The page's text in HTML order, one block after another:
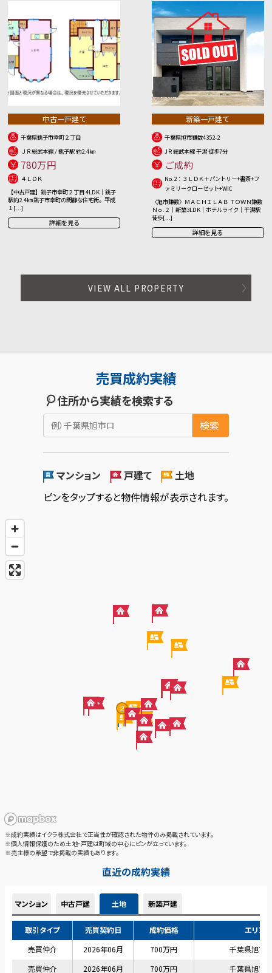
中古一戸建て
千葉県銚子市幸町２丁目
ＪＲ総武本線 / 銚子駅 約2.4㎞
780万円
４ＬＤＫ
【中古戸建】銚子市幸町２丁目 4LDK｜銚子
駅約2.4㎞ 銚子市幸町の閑静な住宅街。平成
１[...]
詳細を見る
新築一戸建て
千葉県旭市鎌数4352-2
JＲ総武本線 干潟 徒歩7分
ご成約
No.2：３ＬＤＫ＋パントリー+書斎+フ
ァミリークローゼット+WIC
〈旭市鎌数〉ＭＡＣＨＩＬＡＢ ＴＯＷＮ鎌数
Ｎｏ.２｜新築3LDK｜ホテルライク｜干潟駅
徒歩[...]
詳細を見る
VIEW ALL PROPERTY